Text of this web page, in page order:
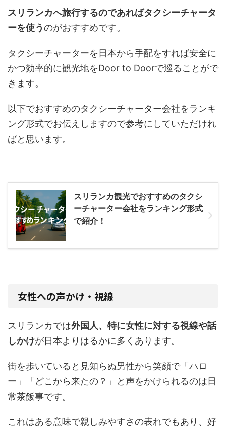
スリランカへ旅行するのであればタクシーチャータ
ーを使うのがおすすめです。
タクシーチャーターを日本から手配をすれば安全に
かつ効率的に観光地をDoor to Doorで巡ることがで
きます。
以下でおすすめのタクシーチャーター会社をランキ
ング形式でお伝えしますので参考にしていただけれ
ばと思います。
スリランカ観光でおすすめのタクシ
ーチャーター会社をランキング形式
で紹介！
女性への声かけ・視線
スリランカでは外国人、特に女性に対する視線や話
しかけが日本よりはるかに多くあります。
街を歩いていると見知らぬ男性から笑顔で「ハロ
ー」「どこから来たの？」と声をかけられるのは日
常茶飯事です。
これはある意味で親しみやすさの表れでもあり、好